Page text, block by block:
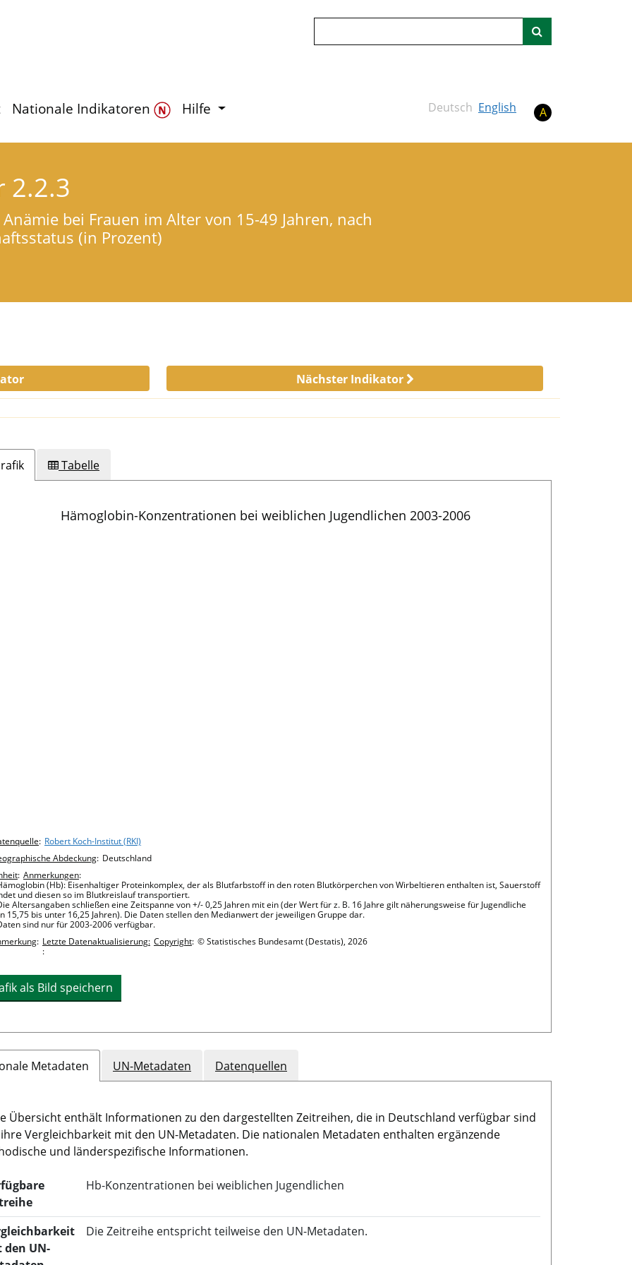
Nationale Indikatoren Hilfe Deutsch English A
2.2.3
bei Frauen im Alter von 15-49 Jahren, nach
(in Prozent)
Nächster Indikator
Tabelle
Hämoglobin-Konzentrationen bei weiblichen Jugendlichen 2003-2006
details
: Robert Koch-Institut (RKI)
Abdeckung: Deutschland
: Anmerkungen:
(Hb): Eisenhaltiger Proteinkomplex, der als Blutfarbstoff in den roten Blutkörperchen von Wirbeltieren enthalten ist, Sauerstoff
und diesen so im Blutkreislauf transportiert.
Altersangaben schließen eine Zeitspanne von +/- 0,25 Jahren mit ein (der Wert für z. B. 16 Jahre gilt näherungsweise für Jugendliche
15,75 bis unter 16,25 Jahren). Die Daten stellen den Medianwert der jeweiligen Gruppe dar.
sind nur für 2003-2006 verfügbar.
: Letzte Datenaktualisierung:
:
Copyright: © Statistisches Bundesamt (Destatis), 2026
als Bild speichern
Metadaten UN-Metadaten Datenquellen
Übersicht enthält Informationen zu den dargestellten Zeitreihen, die in Deutschland verfügbar sind
Vergleichbarkeit mit den UN-Metadaten. Die nationalen Metadaten enthalten ergänzende
und länderspezifische Informationen.
Hb-Konzentrationen bei weiblichen Jugendlichen
den UN-
Die Zeitreihe entspricht teilweise den UN-Metadaten.